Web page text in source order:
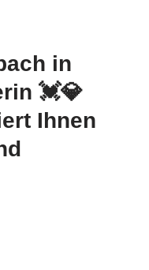
in
💓️💎
Ihnen